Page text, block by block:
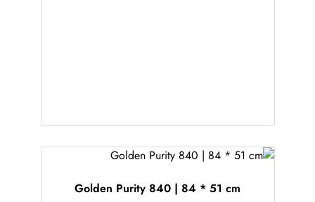
Golden Purity 840 | 84 * 51 cm